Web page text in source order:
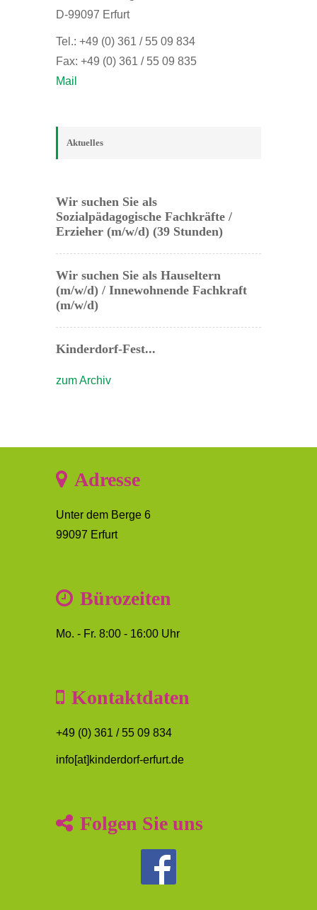
D-99097 Erfurt
Tel.: +49 (0) 361 / 55 09 834
Fax: +49 (0) 361 / 55 09 835
Mail
Aktuelles
Wir suchen Sie als
Sozialpädagogische Fachkräfte /
Erzieher (m/w/d) (39 Stunden)
Wir suchen Sie als Hauseltern
(m/w/d) / Innewohnende Fachkraft
(m/w/d)
Kinderdorf-Fest...
zum Archiv
Adresse
Unter dem Berge 6
99097 Erfurt
Bürozeiten
Mo. - Fr. 8:00 - 16:00 Uhr
Kontaktdaten
+49 (0) 361 / 55 09 834
info[at]kinderdorf-erfurt.de
Folgen Sie uns